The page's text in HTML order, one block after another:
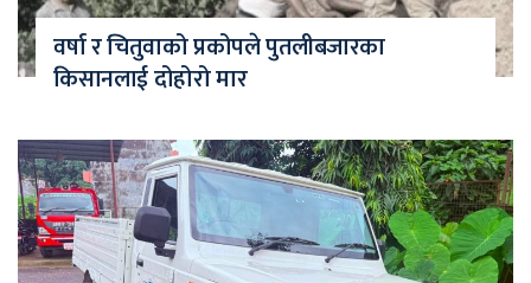
वर्षा र चितुवाको प्रकोपले पुतलीबजारका
किसानलाई दोहोरो मार